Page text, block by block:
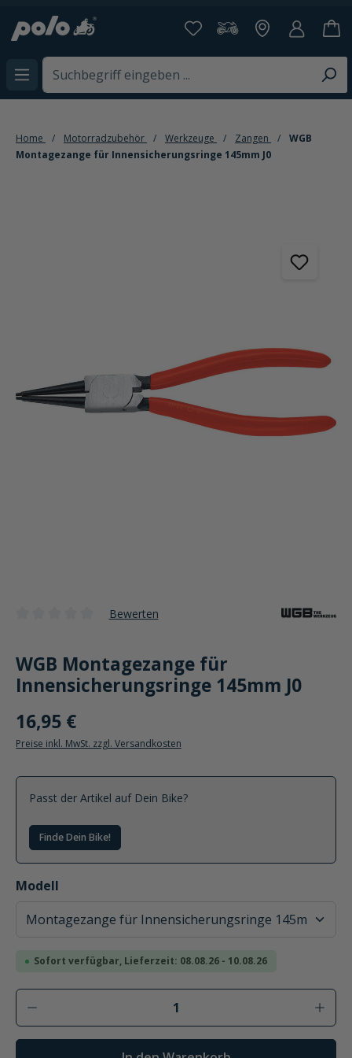
springen
Home Motorradzubehör Werkzeuge Zangen
WGB
Montagezange für Innensicherungsringe 145mm J0
Bewerten
WGB Montagezange für
Innensicherungsringe 145mm J0
16,95 €
Preise inkl. MwSt. zzgl. Versandkosten
Passt der Artikel auf Dein Bike?
Finde Dein Bike!
Modell
auswählen
Sofort verfügbar, Lieferzeit: 08.08.26 - 10.08.26
Produkt Anzahl: Gib den gewünschten